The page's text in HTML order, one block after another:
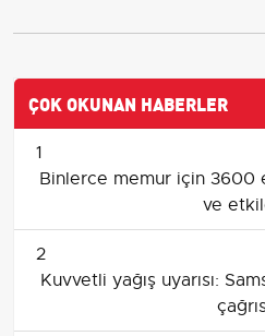
ÇOK OKUNAN HABERLER
1
Binlerce memur için
ve
2
Kuvvetli yağış uyarısı: